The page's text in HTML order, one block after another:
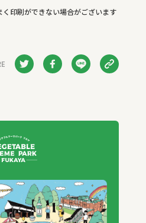
印刷ができない場合がございます